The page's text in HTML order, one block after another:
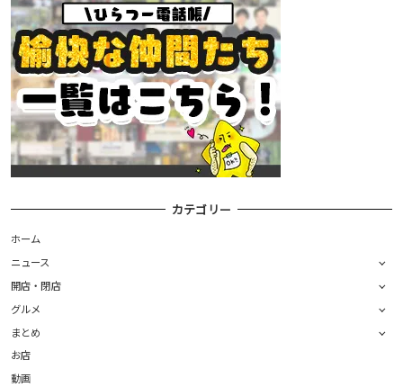
カテゴリー
ホーム
ニュース
開店・閉店
グルメ
まとめ
お店
動画